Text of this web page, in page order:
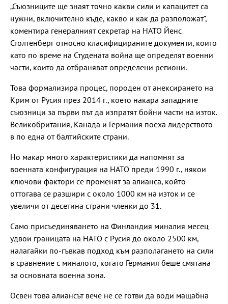
„Съюзниците ще знаят точно какви сили и капацитет са
нужни, включително къде, какво и как да разположат“,
коментира генералният секретар на НАТО Йенс
Столтенберг относно класифицираните документи, които
като по време на Студената война ще определят военни
части, които да отбраняват определени региони.
Това формализира процес, породен от анексирането на
Крим от Русия през 2014 г., което накара западните
съюзници за първи път да изпратят бойни части на изток.
Великобритания, Канада и Германия поеха лидерството
в по една от балтийските страни.
Но макар много характеристики да напомнят за
военната конфигурация на НАТО преди 1990 г., някои
ключови фактори се променят за алианса, който
оттогава се разшири с около 1000 км на изток и се
увеличи от десетина страни членки до 31.
Само присъединяването на Финландия миналия месец
удвои границата на НАТО с Русия до около 2500 км,
налагайки по-гъвкав подход към разполагането на сили
в сравнение с миналото, когато Германия беше смятана
за основната военна зона.
Освен това алиансът вече не се готви да води мащабна